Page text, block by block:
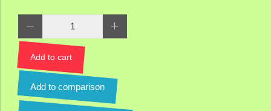
Add to cart
Add to comparison